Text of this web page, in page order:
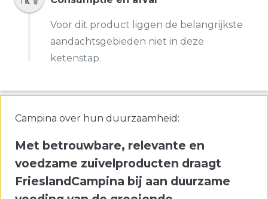
Voor dit product liggen de belangrijkste
aandachtsgebieden niet in deze
ketenstap.
Campina over hun duurzaamheid:
Met betrouwbare, relevante en
voedzame zuivelproducten draagt
FrieslandCampina bij aan duurzame